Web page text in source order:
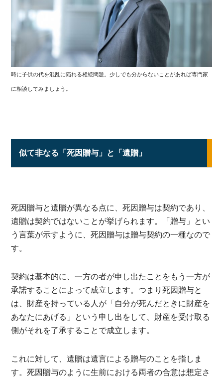
時に子供の代を混乱に陥れる相続問題。少しでも分からないことがあれば専門家
に相談してみましょう。
似て非なる「死因贈与」と「遺贈」
死因贈与と遺贈が異なる点に、死因贈与は契約であり、
遺贈は契約ではないことが挙げられます。「贈与」とい
う言葉が示すように、死因贈与は贈与契約の一種なので
す。
契約は基本的に、一方の者が申し出たことをもう一方が
承諾することによって成立します。つまり死因贈与と
は、財産を持っている人が「自分が死んだときに財産を
あなたにあげる」という申し出をして、財産を受け取る
側がそれを了承することで成立します。
これに対して、遺贈は遺言による贈与のことを指しま
す。死因贈与のように生前における両者の合意は想定さ